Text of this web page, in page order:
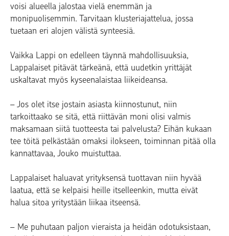
voisi alueella jalostaa vielä enemmän ja
monipuolisemmin. Tarvitaan klusteriajattelua, jossa
tuetaan eri alojen välistä synteesiä.
Vaikka Lappi on edelleen täynnä mahdollisuuksia,
Lappalaiset pitävät tärkeänä, että uudetkin yrittäjät
uskaltavat myös kyseenalaistaa liikeideansa.
– Jos olet itse jostain asiasta kiinnostunut, niin
tarkoittaako se sitä, että riittävän moni olisi valmis
maksamaan siitä tuotteesta tai palvelusta? Eihän kukaan
tee töitä pelkästään omaksi ilokseen, toiminnan pitää olla
kannattavaa, Jouko muistuttaa.
Lappalaiset haluavat yrityksensä tuottavan niin hyvää
laatua, että se kelpaisi heille itselleenkin, mutta eivät
halua sitoa yritystään liikaa itseensä.
– Me puhutaan paljon vieraista ja heidän odotuksistaan,